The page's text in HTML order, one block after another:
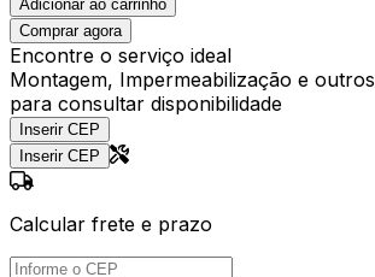
Adicionar ao carrinho
Comprar agora
Encontre o serviço ideal
Montagem, Impermeabilização e outros
para consultar disponibilidade
Inserir CEP
Inserir CEP
Calcular frete e prazo